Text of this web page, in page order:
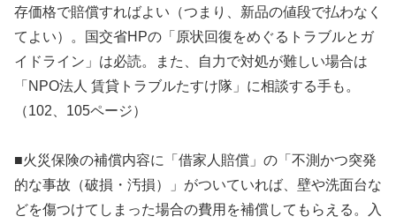
存価格で賠償すればよい（つまり、新品の値段で払わなく
てよい）。国交省HPの「原状回復をめぐるトラブルとガ
イドライン」は必読。また、自力で対処が難しい場合は
「NPO法人 賃貸トラブルたすけ隊」に相談する手も。
（102、105ページ）
■火災保険の補償内容に「借家人賠償」の「不測かつ突発
的な事故（破損・汚損）」がついていれば、壁や洗面台な
どを傷つけてしまった場合の費用を補償してもらえる。入